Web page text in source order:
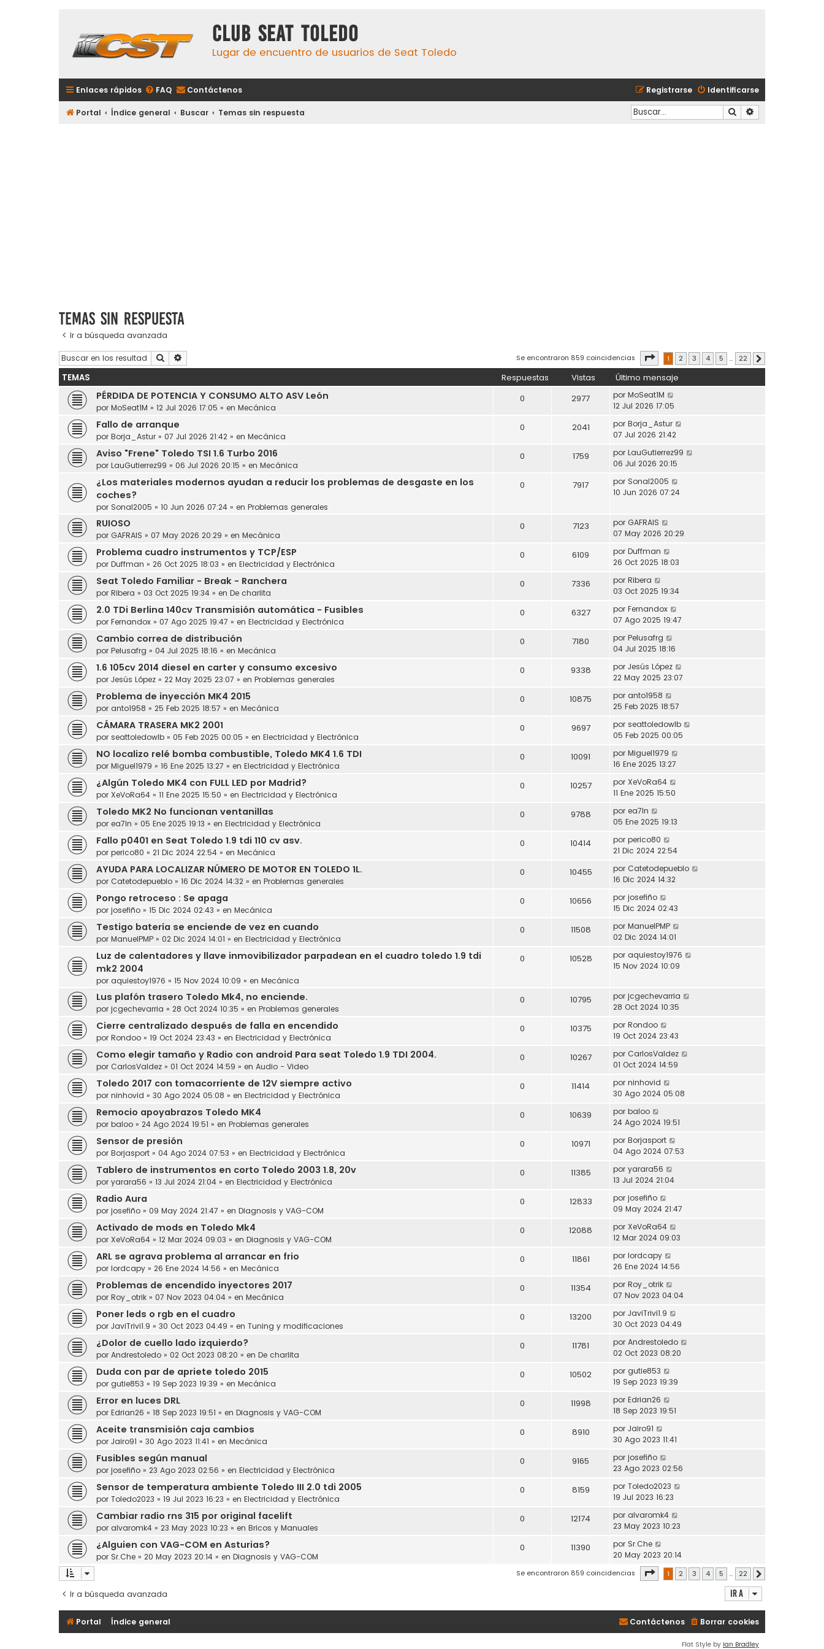
Club Seat Toledo
Lugar de encuentro de usuarios de Seat Toledo
Enlaces rápidos FAQ Contáctenos Identificarse
Registrarse
Portal Índice general Buscar Temas sin respuesta Buscar
Temas sin respuesta
Ir a búsqueda avanzada
Buscar Se encontraron 859 coincidencias Página1 de
1 2 3 4 5 … 22
TEMAS Respuestas Vistas Último mensaje
PÉRDIDA DE POTENCIA Y CONSUMO ALTO ASV León
por MoSeat1M » 12 Jul 2026 17:05 » en Mecánica
0 2977 por MoSeat1M
12 Jul 2026 17:05
Fallo de arranque
por Borja_Astur » 07 Jul 2026 21:42 » en Mecánica
0 2041 por Borja_Astur
07 Jul 2026 21:42
Aviso "Frene" Toledo TSI 1.6 Turbo 2016
por LauGutierrez99 » 06 Jul 2026 20:15 » en Mecánica
0 1759 por LauGutierrez99
06 Jul 2026 20:15
¿Los materiales modernos ayudan a reducir los problemas de desgaste en los
coches?
por Sonal2005 » 10 Jun 2026 07:24 » en Problemas generales
0 7917 por Sonal2005
10 Jun 2026 07:24
RUIOSO
por GAFRAIS » 07 May 2026 20:29 » en Mecánica
0 7123 por GAFRAIS
07 May 2026 20:29
Problema cuadro instrumentos y TCP/ESP
por Duffman » 26 Oct 2025 18:03 » en Electricidad y Electrónica
0 6109 por Duffman
26 Oct 2025 18:03
Seat Toledo Familiar - Break - Ranchera
por Ribera » 03 Oct 2025 19:34 » en De charlita
0 7336 por Ribera
03 Oct 2025 19:34
2.0 TDi Berlina 140cv Transmisión automática - Fusibles
por Fernandox » 07 Ago 2025 19:47 » en Electricidad y Electrónica
0 6327 por Fernandox
07 Ago 2025 19:47
Cambio correa de distribución
por Pelusafrg » 04 Jul 2025 18:16 » en Mecánica
0 7180 por Pelusafrg
04 Jul 2025 18:16
1.6 105cv 2014 diesel en carter y consumo excesivo
por Jesús López » 22 May 2025 23:07 » en Problemas generales
0 9338 por Jesús López
22 May 2025 23:07
Problema de inyección MK4 2015
por anto1958 » 25 Feb 2025 18:57 » en Mecánica
0 10875 por anto1958
25 Feb 2025 18:57
CÁMARA TRASERA MK2 2001
por seattoledowlb » 05 Feb 2025 00:05 » en Electricidad y Electrónica
0 9697 por seattoledowlb
05 Feb 2025 00:05
NO localizo relé bomba combustible, Toledo MK4 1.6 TDI
por Miguel1979 » 16 Ene 2025 13:27 » en Electricidad y Electrónica
0 10091 por Miguel1979
16 Ene 2025 13:27
¿Algún Toledo MK4 con FULL LED por Madrid?
por XeVoRa64 » 11 Ene 2025 15:50 » en Electricidad y Electrónica
0 10257 por XeVoRa64
11 Ene 2025 15:50
Toledo MK2 No funcionan ventanillas
por ea7ln » 05 Ene 2025 19:13 » en Electricidad y Electrónica
0 9788 por ea7ln
05 Ene 2025 19:13
Fallo p0401 en Seat Toledo 1.9 tdi 110 cv asv.
por perico80 » 21 Dic 2024 22:54 » en Mecánica
0 10414 por perico80
21 Dic 2024 22:54
AYUDA PARA LOCALIZAR NÚMERO DE MOTOR EN TOLEDO 1L.
por Catetodepueblo » 16 Dic 2024 14:32 » en Problemas generales
0 10455 por Catetodepueblo
16 Dic 2024 14:32
Pongo retroceso : Se apaga
por josefiño » 15 Dic 2024 02:43 » en Mecánica
0 10656 por josefiño
15 Dic 2024 02:43
Testigo batería se enciende de vez en cuando
por ManuelPMP » 02 Dic 2024 14:01 » en Electricidad y Electrónica
0 11508 por ManuelPMP
02 Dic 2024 14:01
Luz de calentadores y llave inmovibilizador parpadean en el cuadro toledo 1.9 tdi
mk2 2004
por aquiestoy1976 » 15 Nov 2024 10:09 » en Mecánica
0 10528 por aquiestoy1976
15 Nov 2024 10:09
Lus plafón trasero Toledo Mk4, no enciende.
por jcgechevarria » 28 Oct 2024 10:35 » en Problemas generales
0 10795 por jcgechevarria
28 Oct 2024 10:35
Cierre centralizado después de falla en encendido
por Rondoo » 19 Oct 2024 23:43 » en Electricidad y Electrónica
0 10375 por Rondoo
19 Oct 2024 23:43
Como elegir tamaño y Radio con android Para seat Toledo 1.9 TDI 2004.
por CarlosValdez » 01 Oct 2024 14:59 » en Audio - Video
0 10267 por CarlosValdez
01 Oct 2024 14:59
Toledo 2017 con tomacorriente de 12V siempre activo
por ninhovid » 30 Ago 2024 05:08 » en Electricidad y Electrónica
0 11414 por ninhovid
30 Ago 2024 05:08
Remocio apoyabrazos Toledo MK4
por baloo » 24 Ago 2024 19:51 » en Problemas generales
0 10639 por baloo
24 Ago 2024 19:51
Sensor de presión
por Borjasport » 04 Ago 2024 07:53 » en Electricidad y Electrónica
0 10971 por Borjasport
04 Ago 2024 07:53
Tablero de instrumentos en corto Toledo 2003 1.8, 20v
por yarara56 » 13 Jul 2024 21:04 » en Electricidad y Electrónica
0 11385 por yarara56
13 Jul 2024 21:04
Radio Aura
por josefiño » 09 May 2024 21:47 » en Diagnosis y VAG-COM
0 12833 por josefiño
09 May 2024 21:47
Activado de mods en Toledo Mk4
por XeVoRa64 » 12 Mar 2024 09:03 » en Diagnosis y VAG-COM
0 12088 por XeVoRa64
12 Mar 2024 09:03
ARL se agrava problema al arrancar en frio
por lordcapy » 26 Ene 2024 14:56 » en Mecánica
0 11861 por lordcapy
26 Ene 2024 14:56
Problemas de encendido inyectores 2017
por Roy_otrik » 07 Nov 2023 04:04 » en Mecánica
0 11354 por Roy_otrik
07 Nov 2023 04:04
Poner leds o rgb en el cuadro
por JaviTrivi1.9 » 30 Oct 2023 04:49 » en Tuning y modificaciones
0 13200 por JaviTrivi1.9
30 Oct 2023 04:49
¿Dolor de cuello lado izquierdo?
por Andrestoledo » 02 Oct 2023 08:20 » en De charlita
0 11781 por Andrestoledo
02 Oct 2023 08:20
Duda con par de apriete toledo 2015
por gutie853 » 19 Sep 2023 19:39 » en Mecánica
0 10502 por gutie853
19 Sep 2023 19:39
Error en luces DRL
por Edrian26 » 18 Sep 2023 19:51 » en Diagnosis y VAG-COM
0 11998 por Edrian26
18 Sep 2023 19:51
Aceite transmisión caja cambios
por Jairo91 » 30 Ago 2023 11:41 » en Mecánica
0 8910 por Jairo91
30 Ago 2023 11:41
Fusibles según manual
por josefiño » 23 Ago 2023 02:56 » en Electricidad y Electrónica
0 9165 por josefiño
23 Ago 2023 02:56
Sensor de temperatura ambiente Toledo III 2.0 tdi 2005
por Toledo2023 » 19 Jul 2023 16:23 » en Electricidad y Electrónica
0 8159 por Toledo2023
19 Jul 2023 16:23
Cambiar radio rns 315 por original facelift
por alvaromk4 » 23 May 2023 10:23 » en Bricos y Manuales
0 12174 por alvaromk4
23 May 2023 10:23
¿Alguien con VAG-COM en Asturias?
por Sr.Che » 20 May 2023 20:14 » en Diagnosis y VAG-COM
0 11390 por Sr.Che
20 May 2023 20:14
Se encontraron 859 coincidencias Página1 de
1 2 3 4 5 … 22
Ir a búsqueda avanzada Ir a
Portal Índice general Borrar cookies
Contáctenos
Flat Style by Ian Bradley